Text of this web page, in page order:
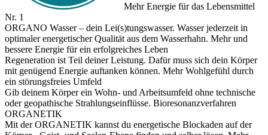
Mehr Energie für das Lebensmittel
Nr. 1
ORGANO Wasser – dein Lei(s)tungswasser. Wasser jederzeit in
optimaler energetischer Qualität aus dem Wasserhahn. Mehr und
bessere Energie für ein erfolgreiches Leben
Regeneration ist Teil deiner Leistung. Dafür muss sich dein Körper
mit genügend Energie auftanken können. Mehr Wohlgefühl durch
ein störungsfreies Umfeld
Gib deinem Körper ein Wohn- und Arbeitsumfeld ohne technische
oder geopathische Strahlungseinflüsse. Bioresonanzverfahren
ORGANETIK
Mit der ORGANETIK kannst du energetische Blockaden auf der